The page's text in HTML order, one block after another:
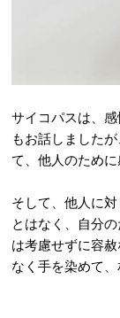
サイコパスは、
もお話しました
て、他人のために
そして、他人に
とはなく、自分
は考慮せずに容
なく手を染めて